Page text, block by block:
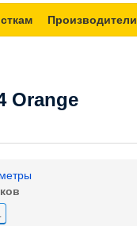
Производители
Orange